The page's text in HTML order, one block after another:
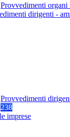
Provvedimenti
dirigenti -
Provvedimenti
238
imprese